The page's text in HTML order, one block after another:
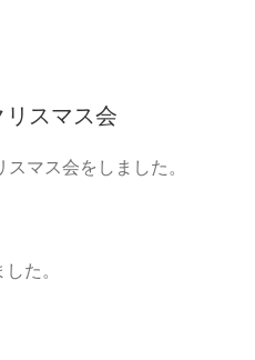
スマス会
マス会をしました。
た。